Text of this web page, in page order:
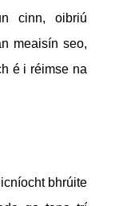
cinn, oibriú
meaisín seo,
é i réimse na
bhrúite